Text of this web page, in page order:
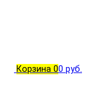
Корзина 00 руб.